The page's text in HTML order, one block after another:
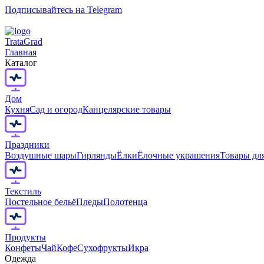
Подписывайтесь на Telegram
TrataGrad
Главная
Каталог
Дом
КухняСад и огородКанцелярские товары
Праздники
Воздушные шарыГирляндыЁлкиЁлочные украшенияТовары
Текстиль
Постельное бельёПледыПолотенца
Продукты
КонфетыЧайКофеСухофруктыИкра
Одежда